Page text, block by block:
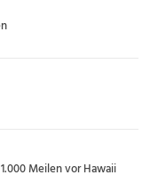
Meilen vor Hawaii